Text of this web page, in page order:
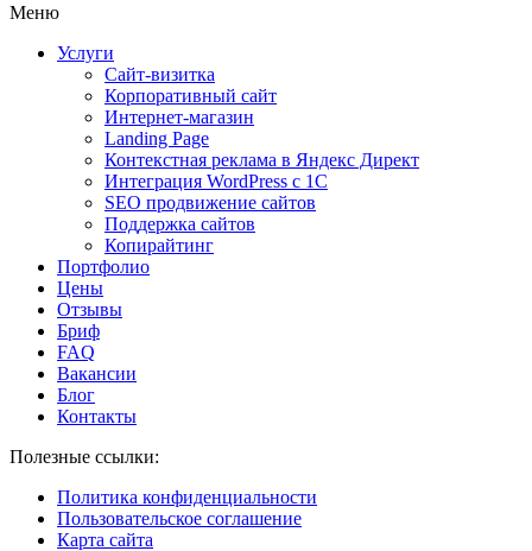
Меню
Услуги
Сайт-визитка
Корпоративный сайт
Интернет-магазин
Landing Page
Контекстная реклама в Яндекс Директ
Интеграция WordPress c 1C
SEO продвижение сайтов
Поддержка сайтов
Копирайтинг
Портфолио
Цены
Отзывы
Бриф
FAQ
Вакансии
Блог
Контакты
Полезные ссылки:
Политика конфиденциальности
Пользовательское соглашение
Карта сайта